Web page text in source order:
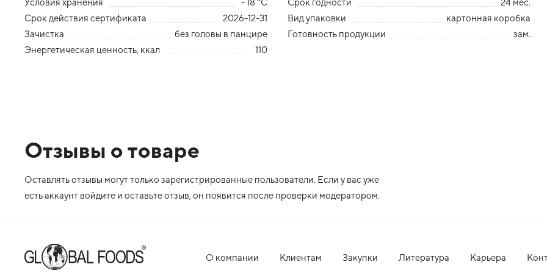
Условия хранения
- 18 °С Срок годности
24 мес.
Срок действия сертификата
2026-12-31 Вид упаковки
картонная коробка
Зачистка
без головы в панцире Готовность продукции
зам.
Энергетическая ценность, ккал
110
Отзывы о товаре
Оставлять отзывы могут только зарегистрированные пользователи. Если у вас уже
есть аккаунт войдите и оставьте отзыв, он появится после проверки модератором.
О компании Клиентам Закупки Литература Карьера